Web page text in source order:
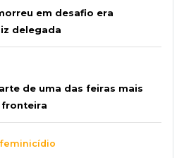
em desafio era
delegada
de uma das feiras mais
fronteira